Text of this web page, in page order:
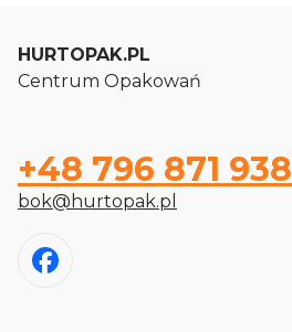
HURTOPAK.PL
Centrum Opakowań
+48 796 871 938
bok@hurtopak.pl